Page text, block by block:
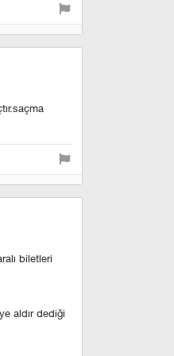
ismail
de ayrı
ama
bu.
beşiktaş bu
kez
biletleri
aldır dediği